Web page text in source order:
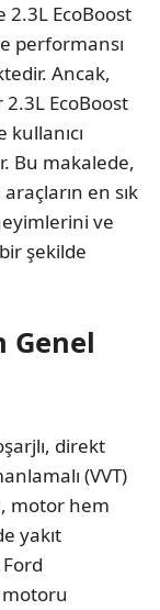
EcoBoost
performansı
Ancak,
EcoBoost
Bu makalede,
en sık
ve
şekilde
Genel
direkt
(VVT)
motor hem
yakıt
motoru